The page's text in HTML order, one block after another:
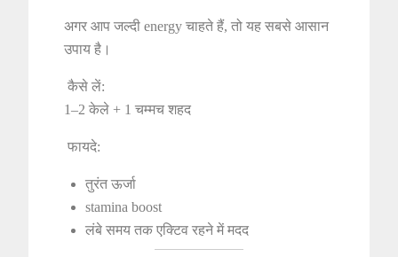
अगर आप जल्दी energy चाहते हैं, तो यह सबसे आसान
उपाय है।
कैसे लें:
1–2 केले + 1 चम्मच शहद
फायदे:
तुरंत ऊर्जा
stamina boost
लंबे समय तक एक्टिव रहने में मदद